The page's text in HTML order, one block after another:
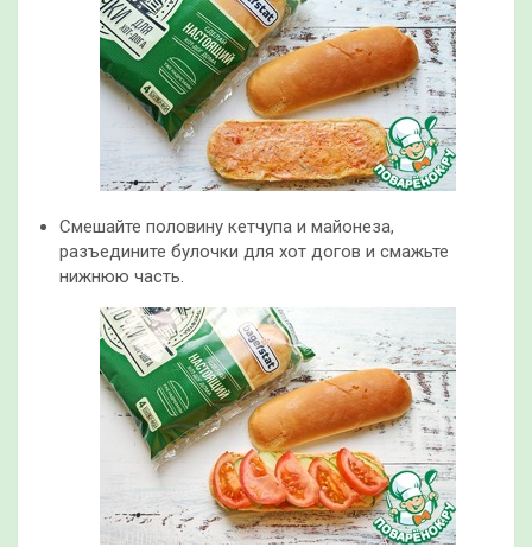
Смешайте половину кетчупа и майонеза,
разъедините булочки для хот догов и смажьте
нижнюю часть.